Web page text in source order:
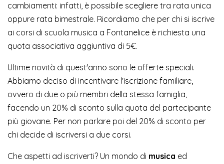
cambiamenti: infatti, è possibile scegliere tra rata unica
oppure rata bimestrale. Ricordiamo che per chi si iscrive
ai corsi di scuola musica a Fontanelice è richiesta una
quota associativa aggiuntiva di 5€.
Ultime novità di quest'anno sono le offerte speciali.
Abbiamo deciso di incentivare l'iscrizione familiare,
ovvero di due o più membri della stessa famiglia,
facendo un 20% di sconto sulla quota del partecipante
più giovane. Per non parlare poi del 20% di sconto per
chi decide di iscriversi a due corsi.
Che aspetti ad iscriverti? Un mondo di musica ed